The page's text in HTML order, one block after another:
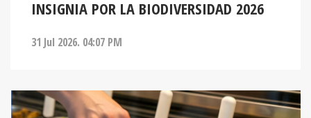
INSIGNIA POR LA BIODIVERSIDAD 2026
31 Jul 2026. 04:07 PM